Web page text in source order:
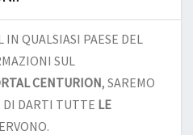
IN QUALSIASI PAESE DEL
SUL
CENTURION, SAREMO
DARTI TUTTE LE